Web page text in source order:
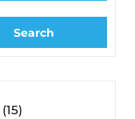
Search
1515